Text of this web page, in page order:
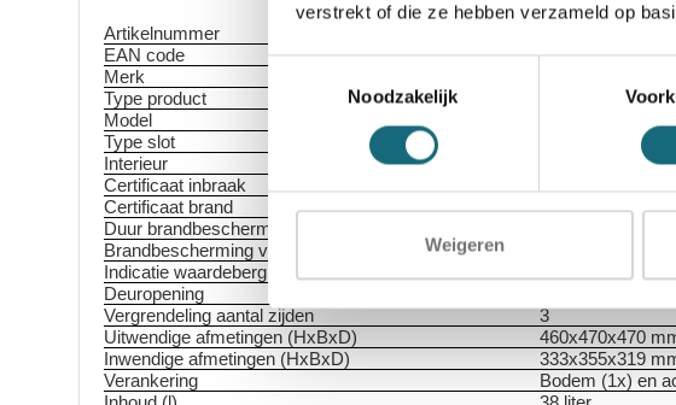
verstrekt of die ze hebben verzameld op
Toestemmingsselectie
Noodzakelijk
Weigeren
Artikelnummer
EAN code
8713032375528
Merk
Type product
Inbraak- en
Model
Type slot
EN 1300
Interieur
1 legbord in
Certificaat inbraak
Certificaat brand
ECB-S
Duur brandbescherming
Brandbescherming voor
Indicatie waardeberging
Deuropening
Vergrendeling aantal zijden
3
Uitwendige afmetingen (HxBxD)
460x470x470
Inwendige afmetingen (HxBxD)
333x355x319
Verankering
Bodem (1x) en